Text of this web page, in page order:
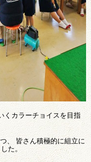
くカラーチョイスを目指
、 皆さん積極的に組立に
た。